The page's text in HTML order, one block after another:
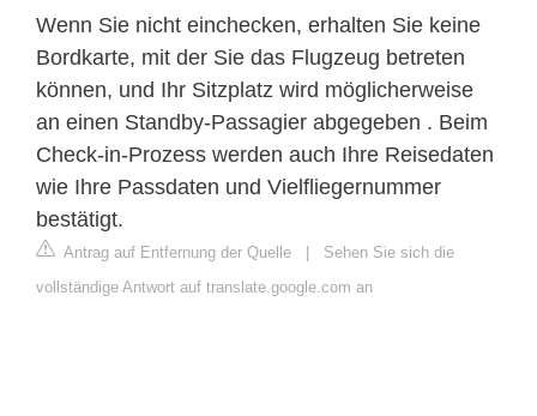
Wenn Sie nicht einchecken, erhalten Sie keine
Bordkarte, mit der Sie das Flugzeug betreten
können, und Ihr Sitzplatz wird möglicherweise
an einen Standby-Passagier abgegeben . Beim
Check-in-Prozess werden auch Ihre Reisedaten
wie Ihre Passdaten und Vielfliegernummer
bestätigt.
Antrag auf Entfernung der Quelle | Sehen Sie sich die
vollständige Antwort auf translate.google.com an